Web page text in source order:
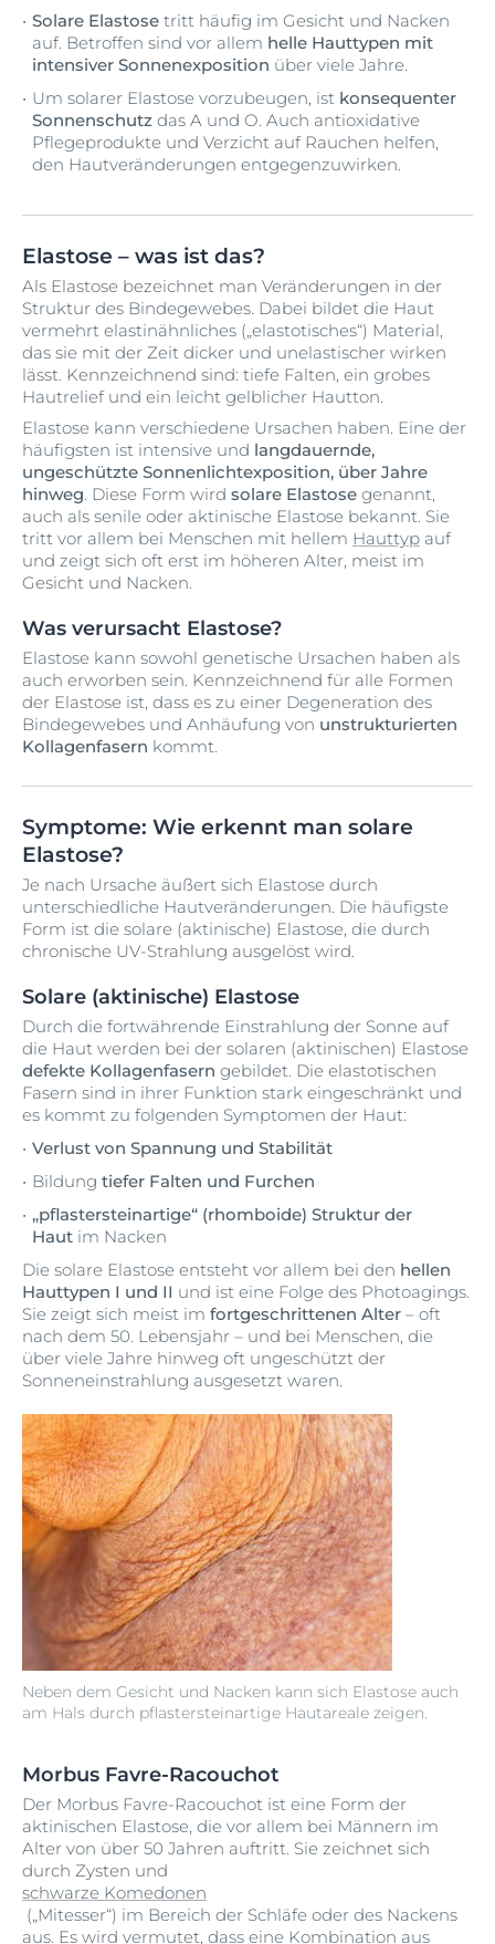
Solare Elastose tritt häufig im Gesicht und Nacken
auf. Betroffen sind vor allem helle Hauttypen mit
intensiver Sonnenexposition über viele Jahre.
Um solarer Elastose vorzubeugen, ist konsequenter
Sonnenschutz das A und O. Auch antioxidative
Pflegeprodukte und Verzicht auf Rauchen helfen,
den Hautveränderungen entgegenzuwirken.
Elastose – was ist das?
Als Elastose bezeichnet man Veränderungen in der
Struktur des Bindegewebes. Dabei bildet die Haut
vermehrt elastinähnliches („elastotisches“) Material,
das sie mit der Zeit dicker und unelastischer wirken
lässt. Kennzeichnend sind: tiefe Falten, ein grobes
Hautrelief und ein leicht gelblicher Hautton.
Elastose kann verschiedene Ursachen haben. Eine der
häufigsten ist intensive und langdauernde,
ungeschützte Sonnenlichtexposition, über Jahre
hinweg. Diese Form wird solare Elastose genannt,
auch als senile oder aktinische Elastose bekannt. Sie
tritt vor allem bei Menschen mit hellem Hauttyp auf
und zeigt sich oft erst im höheren Alter, meist im
Gesicht und Nacken.
Was verursacht Elastose?
Elastose kann sowohl genetische Ursachen haben als
auch erworben sein. Kennzeichnend für alle Formen
der Elastose ist, dass es zu einer Degeneration des
Bindegewebes und Anhäufung von unstrukturierten
Kollagenfasern kommt.
Symptome: Wie erkennt man solare
Elastose?
Je nach Ursache äußert sich Elastose durch
unterschiedliche Hautveränderungen. Die häufigste
Form ist die solare (aktinische) Elastose, die durch
chronische UV-Strahlung ausgelöst wird.
Solare (aktinische) Elastose
Neben dem Gesicht und Nacken kann sich Elastose auch
am Hals durch pflastersteinartige Hautareale zeigen.
Durch die fortwährende Einstrahlung der Sonne auf
die Haut werden bei der solaren (aktinischen) Elastose
defekte Kollagenfasern gebildet. Die elastotischen
Fasern sind in ihrer Funktion stark eingeschränkt und
es kommt zu folgenden Symptomen der Haut:
Verlust von Spannung und Stabilität
Bildung tiefer Falten und Furchen
„pflastersteinartige“ (rhomboide) Struktur der
Haut im Nacken
Die solare Elastose entsteht vor allem bei den hellen
Hauttypen I und II und ist eine Folge des Photoagings.
Sie zeigt sich meist im fortgeschrittenen Alter – oft
nach dem 50. Lebensjahr – und bei Menschen, die
über viele Jahre hinweg oft ungeschützt der
Sonneneinstrahlung ausgesetzt waren.
Morbus Favre-Racouchot
Der Morbus Favre-Racouchot ist eine Form der
aktinischen Elastose, die vor allem bei Männern im
Alter von über 50 Jahren auftritt. Sie zeichnet sich
durch Zysten und
schwarze Komedonen
(„Mitesser“) im Bereich der Schläfe oder des Nackens
aus. Es wird vermutet, dass eine Kombination aus